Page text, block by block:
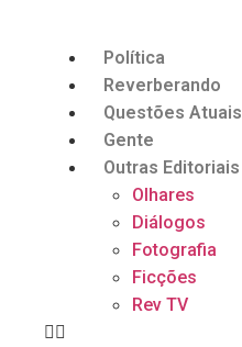
Política
Reverberando
Questões Atuais
Gente
Outras Editoriais
Olhares
Diálogos
Fotografia
Ficções
Rev TV